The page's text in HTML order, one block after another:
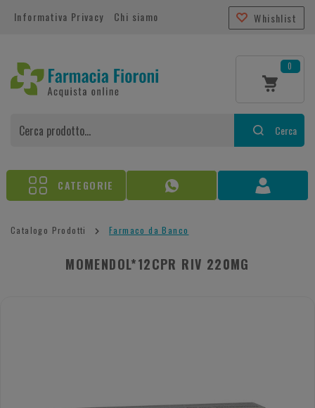
Informativa Privacy Chi siamo Whishlist
0
Cerca
CATEGORIE
Catalogo Prodotti Farmaco da Banco
MOMENDOL*12CPR RIV 220MG